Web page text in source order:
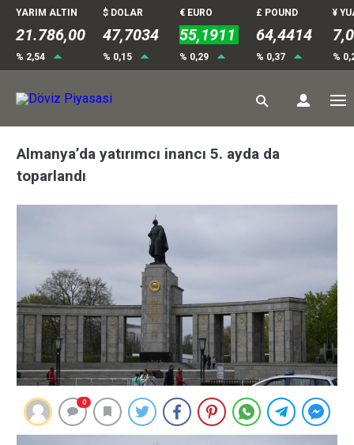
YARIM ALTIN
21.786,00
% 2,54
$ DOLAR
47,7034
% 0,15
€ EURO
55,1911
% 0,29
£ POUND
64,4414
% 0,37
¥
%
Almanya’da yatırımcı inancı 5. ayda da
toparlandı
0